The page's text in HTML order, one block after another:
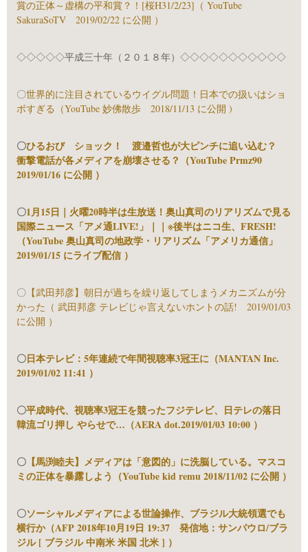
賞の正体～虚構の平和賞？！[桜H31/2/23]（ YouTube
SakuraSoTV 2019/02/22 に公開 ）
◇◇◇◇◇平成三十年（２０１８年）◇◇◇◇◇◇◇◇◇◇◇
〇世界的に注目されているウイグル問題！日本での扱いはショ
ボすぎる（YouTube 妙佛散歩 2018/11/13 に公開 )
〇ひるおび ショック！ 渡邉哲也が大ピンチに追い込む？
衝撃電話が各メディアを崩壊させる？（YouTube Prmz90
2019/01/16 に公開 ）
〇1月15日｜火曜20時半は生放送！奥山真司のリアリズムで見る
国際ニュース「アメ通LIVE!」｜｜※後半はニコ生、FRESH!
（YouTube 奥山真司の地政学・リアリズム「アメリカ通信」
2019/01/15 にライブ配信 ）
〇 【武田邦彦】朝日が過ちを繰り返してしまうメカニズムが分
かった（ 武田邦彦 テレビじゃ言えないホントの話! 2019/01/03
に公開 ）
〇日本テレビ：5年連続で年間視聴率3冠王に（MANTAN Inc.
2019/01/02 11:41 ）
〇平成時代、視聴率3冠王を競ったフジテレビ、日テレの落日
韓流ゴリ押し やらせで…（AERA dot.2019/01/03 10:00 ）
〇 【馬渕睦夫】メディアは「意図的」に洗脳している。マスコ
ミの正体を暴露しよう（YouTube kid remu 2018/11/02 に公開 ）
〇ソーシャルメディアによる世論操作、ブラジル大統領選でも
横行か（AFP 2018年10月19日 19:37 発信地：サンパウロ/ブラ
ジル [ ブラジル 中南米 米国 北米 ] ）